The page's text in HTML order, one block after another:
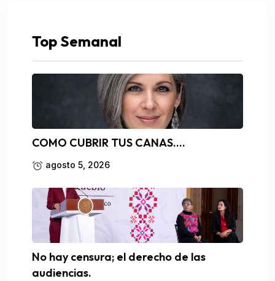
Top Semanal
COMO CUBRIR TUS CANAS….
agosto 5, 2026
No hay censura; el derecho de las
audiencias.